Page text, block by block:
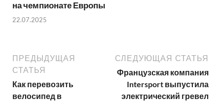
на чемпионате Европы
22.07.2025
ПРЕДЫДУЩАЯ
СТАТЬЯ
Как перевозить
велосипед в
СЛЕДУЮЩАЯ СТАТЬЯ
Французская компания
Intersport выпустила
электрический гревел